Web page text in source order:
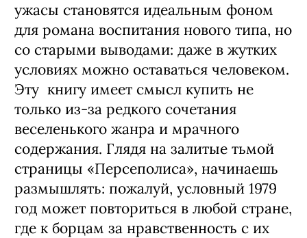
ужасы становятся идеальным фоном
для романа воспитания нового типа, но
со старыми выводами: даже в жутких
условиях можно оставаться человеком.
Эту книгу имеет смысл купить не
только из-за редкого сочетания
веселенького жанра и мрачного
содержания. Глядя на залитые тьмой
страницы «Персеполиса», начинаешь
размышлять: пожалуй, условный 1979
год может повториться в любой стране,
где к борцам за нравственность с их